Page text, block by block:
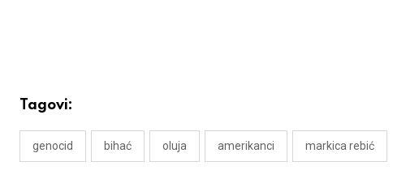
Tagovi:
genocid bihać oluja amerikanci markica rebić